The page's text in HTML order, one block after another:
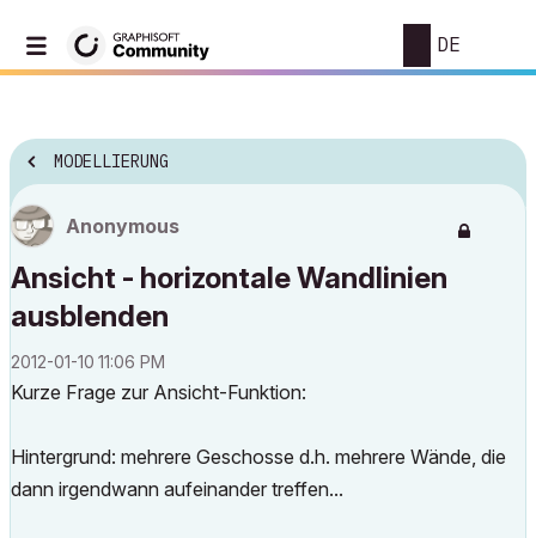
DE
MODELLIERUNG
Anonymous
Ansicht - horizontale Wandlinien
ausblenden
‎2012-01-10 11:06 PM
Kurze Frage zur Ansicht-Funktion:
Hintergrund: mehrere Geschosse d.h. mehrere Wände, die
dann irgendwann aufeinander treffen...